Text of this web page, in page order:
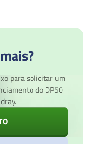
para solicitar um
do DP50